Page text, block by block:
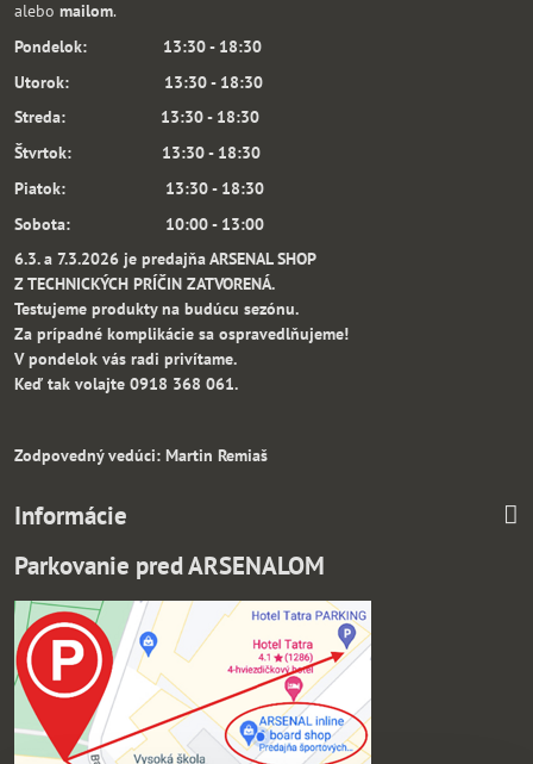
alebo mailom.
Pondelok: 13:30 - 18:30
Utorok: 13:30 - 18:30
Streda: 13:30 - 18:30
Štvrtok: 13:30 - 18:30
Piatok: 13:30 - 18:30
Sobota: 10:00 - 13:00
6.3. a 7.3.2026 je predajňa ARSENAL SHOP
Z TECHNICKÝCH PRÍČIN ZATVORENÁ.
Testujeme produkty na budúcu sezónu.
Za prípadné komplikácie sa ospravedlňujeme!
V pondelok vás radi privítame.
Keď tak volajte 0918 368 061.
Zodpovedný vedúci: Martin Remiaš
Informácie
Parkovanie pred ARSENALOM